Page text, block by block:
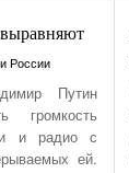
России
Путин
громкость
и радио с
ей.